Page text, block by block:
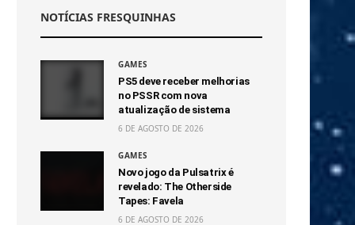
NOTÍCIAS FRESQUINHAS
GAMES
PS5 deve receber melhorias
no PSSR com nova
atualização de sistema
6 DE AGOSTO DE 2026
GAMES
Novo jogo da Pulsatrix é
revelado: The Otherside
Tapes: Favela
6 DE AGOSTO DE 2026